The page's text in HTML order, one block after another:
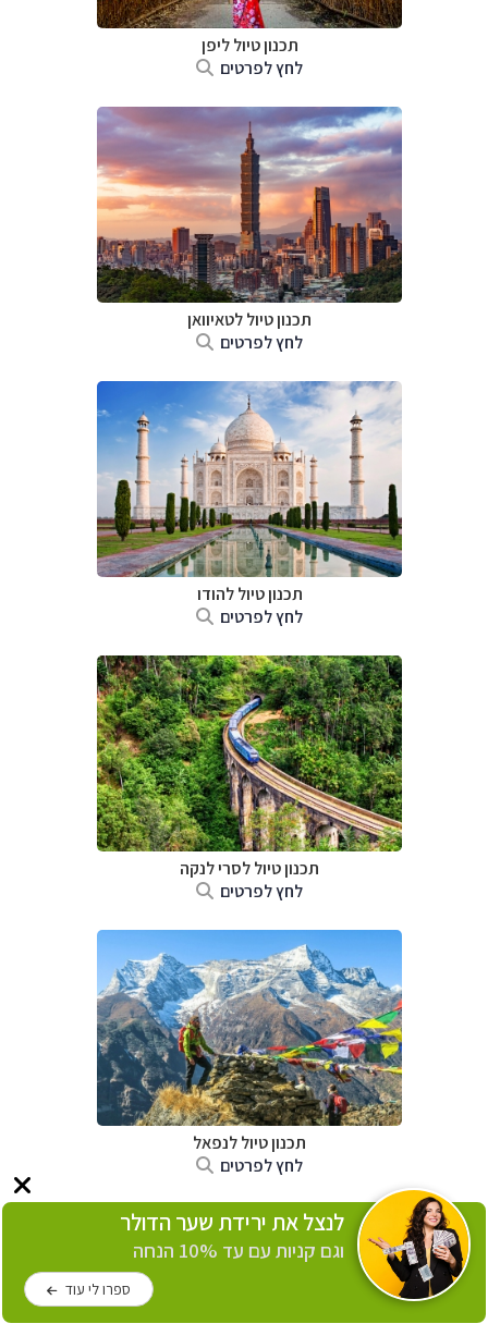
תכנון טיולליפן
לחץ לפרטים
תכנון טיוללטאיוואן
לחץ לפרטים
תכנון טיוללהודו
לחץ לפרטים
תכנון טיוללסרי לנקה
לחץ לפרטים
תכנון טיול לנפאל
לחץ לפרטים
לנצל את ירידת שער הדולר
וגם קניות עם עד 10% הנחה
ספרו לי עוד